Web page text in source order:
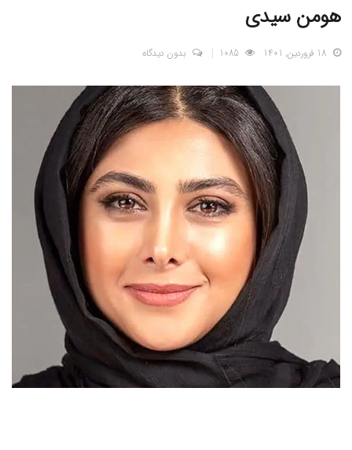
هومن سیدی
18 فروردین, 1401 1085 بدون دیدگاه